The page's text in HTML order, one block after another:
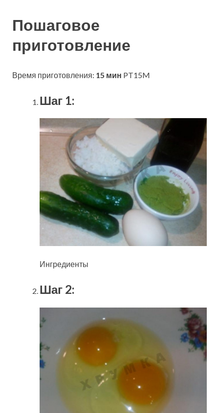
Пошаговое
приготовление
Время приготовления: 15 мин PT15M
Шаг 1:
Ингредиенты
Шаг 2: